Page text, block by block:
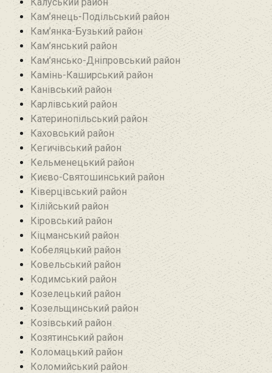
Кам’янець-Подільський район
Кам’янка-Бузький район
Кам’янський район
Кам’янсько-Дніпровський район‎
Камінь-Каширський район
Канівський район
Карлівський район
Катеринопільський район
Каховський район
Кегичівський район
Кельменецький район
Києво-Святошинський район
Ківерцівський район‎
Кілійський район
Кіровський район
Кіцманський район
Кобеляцький район‎
Ковельський район
Кодимський район
Козелецький район
Козельщинський район
Козівський район
Козятинський район
Коломацький район
Коломийський район